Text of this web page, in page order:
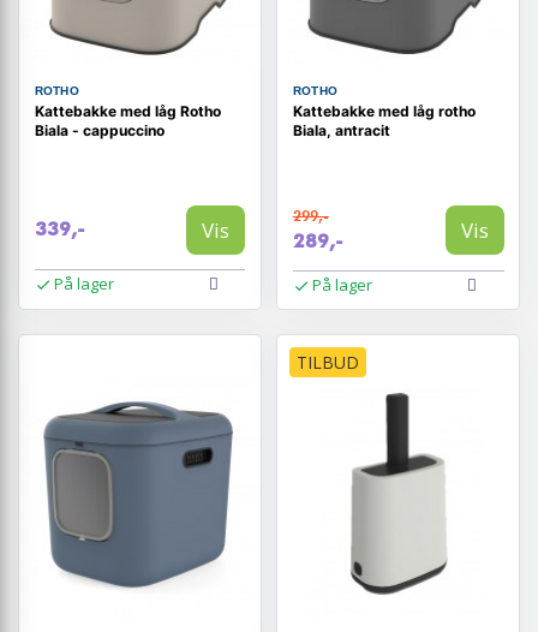
ROTHO
Kattebakke med låg Rotho
Biala - cappuccino
339,- Vis
På lager
ROTHO
Kattebakke med låg rotho
Biala, antracit
299,-
289,- Vis
På lager
TILBUD